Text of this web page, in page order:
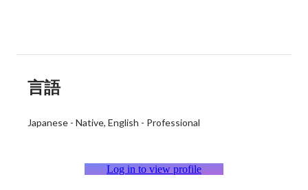
言語
Japanese - Native English - Professional
Log in to view profile